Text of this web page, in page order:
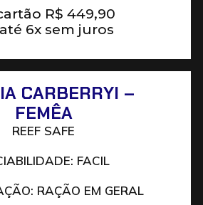
R$ 449,90
6x sem juros
CARBERRYI –
FEMÊA
REEF SAFE
FACIL
RAÇÃO EM GERAL